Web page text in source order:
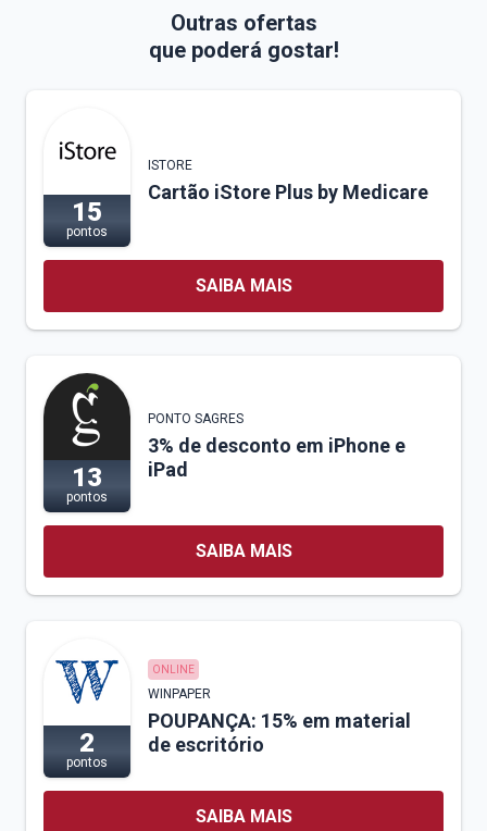
Outras ofertas
que poderá gostar!
15
pontos
ISTORE
Cartão iStore Plus by Medicare
SAIBA MAIS
13
pontos
PONTO SAGRES
3% de desconto em iPhone e
iPad
SAIBA MAIS
2
pontos
ONLINE
WINPAPER
POUPANÇA: 15% em material
de escritório
SAIBA MAIS